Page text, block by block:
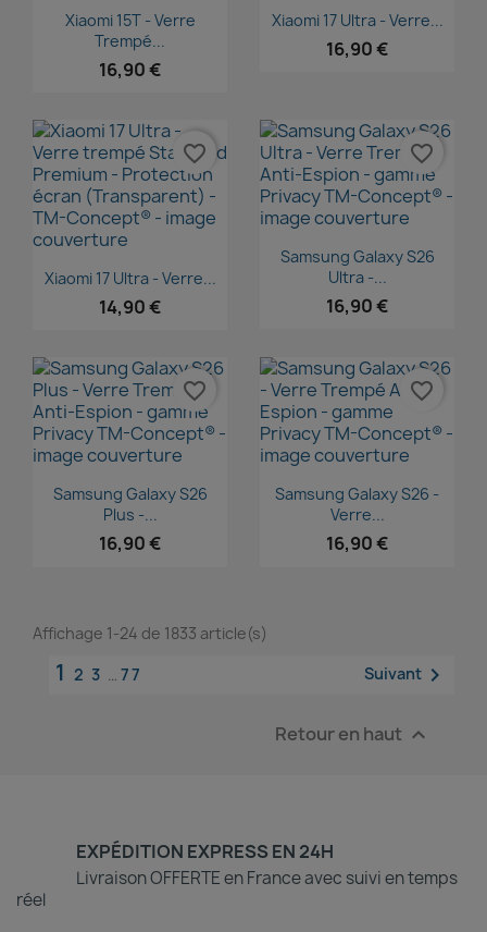
Aperçu rapide
Xiaomi 15T - Verre
Trempé...
16,90 €
Aperçu rapide
Xiaomi 17 Ultra - Verre...
16,90 €
Aperçu rapide
Xiaomi 17 Ultra - Verre...
14,90 €
favorite_border
Aperçu rapide
Samsung Galaxy S26
Ultra -...
16,90 €
favorite_border
Aperçu rapide
Samsung Galaxy S26
Plus -...
16,90 €
favorite_border
Aperçu rapide
Samsung Galaxy S26 -
Verre...
16,90 €
favorite_border
Affichage 1-24 de 1833 article(s)
1 2 3 77 Suivant 
Retour en haut 
EXPÉDITION EXPRESS EN 24H
Livraison OFFERTE en France avec suivi en temps
réel